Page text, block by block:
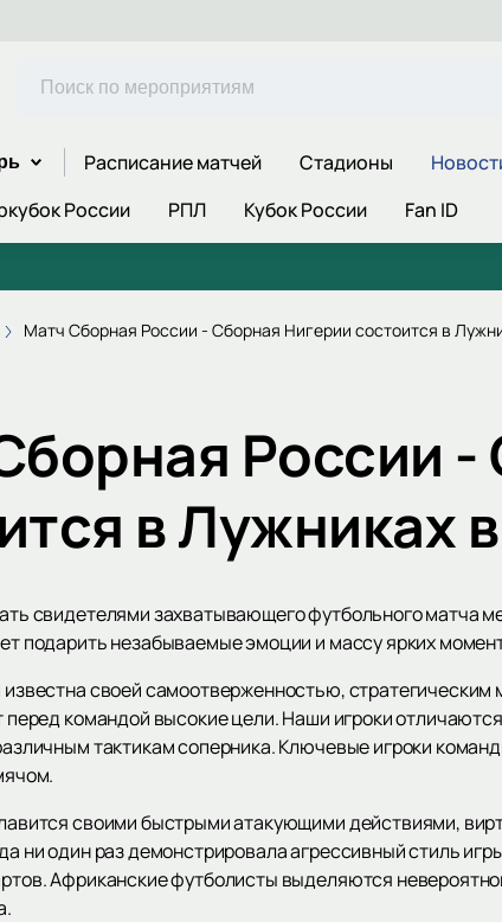
Расписание матчей Стадионы
России РПЛ Кубок России Fan ID
Матч Сборная России - Сборная Нигерии состоится в
России
в Лужниках
свидетелями захватывающего футбольного матча
подарить незабываемые эмоции и массу ярких
известна своей самоотверженностью,
перед командой высокие цели. Наши игроки
тактикам соперника. Ключевые игроки
своими быстрыми атакующими действиями,
ни один раз демонстрировала агрессивный стиль
Африканские футболисты выделяются